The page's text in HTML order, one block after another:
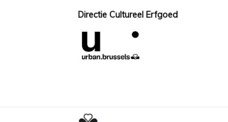
Directie Cultureel Erfgoed